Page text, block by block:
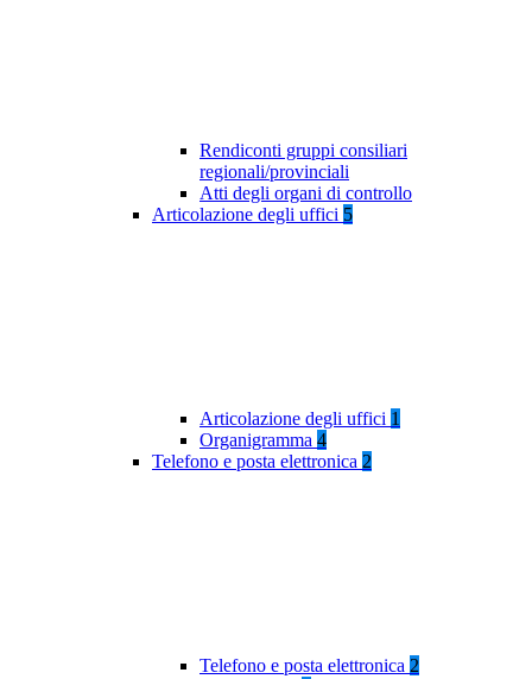
Rendiconti gruppi consiliari
regionali/provinciali
Atti degli organi di controllo
Articolazione degli uffici 5
Articolazione degli uffici 1
Organigramma 4
Telefono e posta elettronica 2
Telefono e posta elettronica 2